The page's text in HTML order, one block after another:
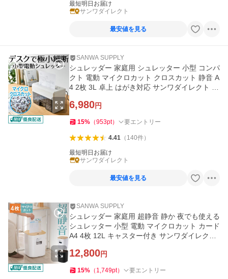
最短明日お届け
サンワダイレクト
最安値を見る
SANWA SUPPLY
シュレッダー 家庭用 シュレッター 小型 コンパ
クト 電動 マイクロカット クロスカット 静音 A
4 2枚 3L 卓上 はがき対応 サンワダイレクト 40
6,980円
15% （953pt） 要エントリー
4.41（ 140件）
最短明日お届け
サンワダイレクト
最安値を見る
SANWA SUPPLY
シュレッダー 家庭用 超静音 静か 夜でも使える
シュレッター 小型 電動 マイクロカット カード
A4 4枚 12L キャスター付き サンワダイレクト
12,800円
15% （ 1,749pt） 要エントリー